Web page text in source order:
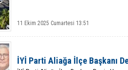
11 Ekim 2025 Cumartesi 13:51
İYİ Parti Aliağa İlçe Başkanı